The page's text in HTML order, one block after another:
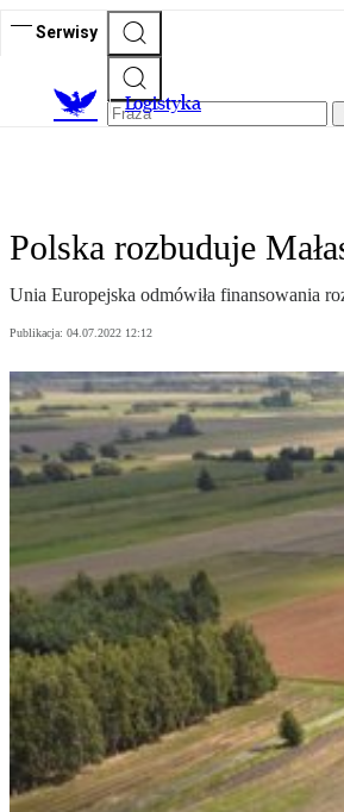
Serwisy
Logistyka
Polska rozbuduje
Unia Europejska odmówiła finansowania
Publikacja: 04.07.2022 12:12